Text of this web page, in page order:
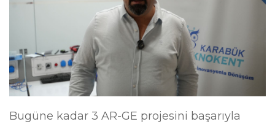
Bugüne kadar 3 AR-GE projesini başarıyla